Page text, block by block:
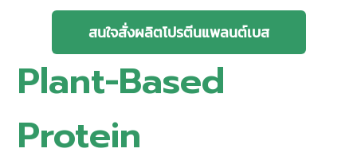
สนใจสั่งผลิตโปรตีนแพลนต์เบส
Plant-Based
Protein